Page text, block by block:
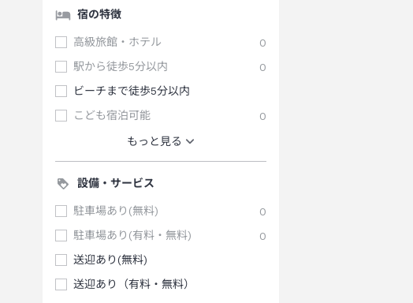
宿の特徴
高級旅館・ホテル
0
駅から徒歩5分以内
0
ビーチまで徒歩5分以内
こども宿泊可能
0
もっと見る
設備・サービス
駐車場あり(無料)
0
駐車場あり(有料・無料)
0
送迎あり(無料)
送迎あり（有料・無料）